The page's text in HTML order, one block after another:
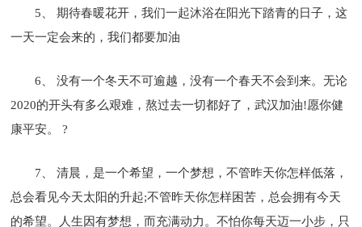
5、 期待春暖花开，我们一起沐浴在阳光下踏青的日子，这
一天一定会来的，我们都要加油
6、 没有一个冬天不可逾越，没有一个春天不会到来。无论
2020的开头有多么艰难，熬过去一切都好了，武汉加油!愿你健
康平安。 ?
7、 清晨，是一个希望，一个梦想，不管昨天你怎样低落，
总会看见今天太阳的升起;不管昨天你怎样困苦，总会拥有今天
的希望。人生因有梦想，而充满动力。不怕你每天迈一小步，只